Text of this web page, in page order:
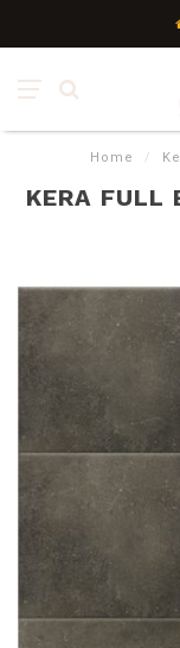
Home /
KERA FULL